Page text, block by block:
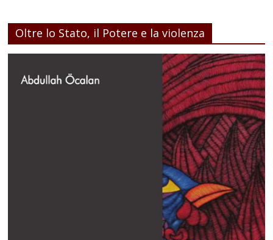
Oltre lo Stato, il Potere e la violenza